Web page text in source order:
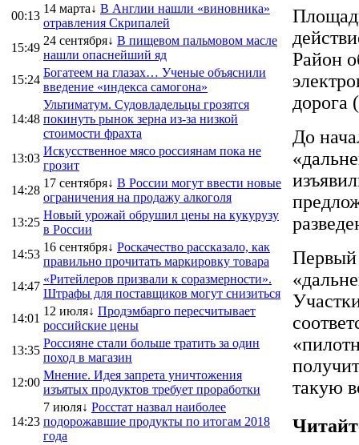
00:13
14 марта↓ В Англии нашли «виновника»
отравления Скрипалей
15:49
24 сентября↓ В пищевом пальмовом масле
нашли опаснейший яд
15:24
Богатеем на глазах… Ученые объяснили
введение «индекса самогона»
14:48
Ультиматум. Судовладельцы грозятся
покинуть рынок зерна из-за низкой
стоимости фрахта
13:03
Искусственное мясо россиянам пока не
грозит
14:28
17 сентября↓ В России могут ввести новые
ограничения на продажу алкоголя
13:25
Новый урожай обрушил цены на кукурузу
в России
14:53
16 сентября↓ Роскачество рассказало, как
правильно прочитать маркировку товара
14:47
«Ритейлеров призвали к соразмерности».
Штрафы для поставщиков могут снизиться
14:01
12 июля↓ Продэмбарго пересчитывает
российские цены
13:35
Россияне стали больше тратить за один
поход в магазин
12:00
Мнение. Идея запрета уничтожения
изъятых продуктов требует проработки
14:23
7 июля↓ Росстат назвал наиболее
подорожавшие продукты по итогам 2018
года
Район
дорога
До
Первый
такую